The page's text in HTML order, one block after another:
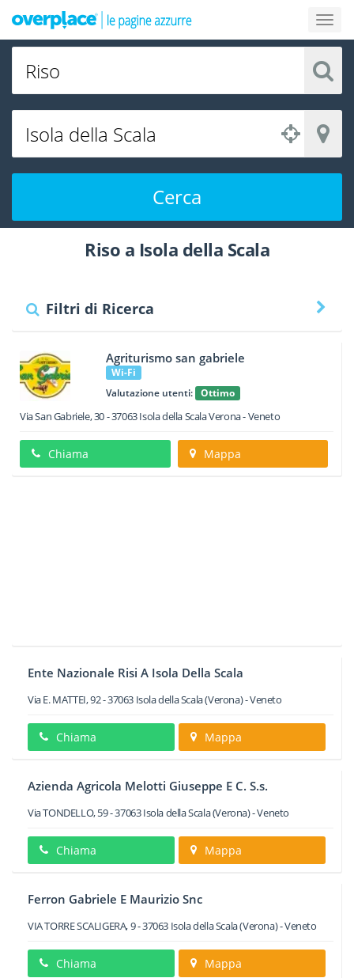
Cerca
Riso a Isola della Scala
Filtri di Ricerca
Agriturismo san gabriele
Wi-Fi
Valutazione utenti:
Ottimo
Via San Gabriele, 30-37063Isola della ScalaVerona -Veneto
Chiama Mappa
Ente Nazionale Risi A Isola Della Scala
Via E. MATTEI, 92-37063 Isola della Scala(Verona) -Veneto
Chiama Mappa
Azienda Agricola Melotti Giuseppe E C. S.s.
Via TONDELLO, 59-37063Isola della Scala(Verona) -Veneto
Chiama Mappa
Ferron Gabriele E Maurizio Snc
VIA TORRE SCALIGERA, 9-37063 Isola della Scala(Verona) -Veneto
Chiama Mappa